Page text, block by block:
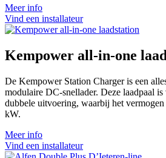
Meer info
Vind een installateur
Kempower all-in-one
De Kempower Station Charger is een
modulaire DC-snellader. Deze laadpaal
dubbele uitvoering, waarbij het
kW.
Meer info
Vind een installateur